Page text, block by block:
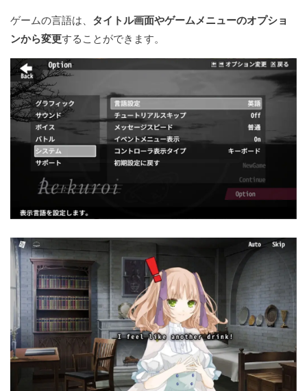
ゲームの言語は、 タイトル画面やゲームメニューのオプショ
ンから変更することができます。